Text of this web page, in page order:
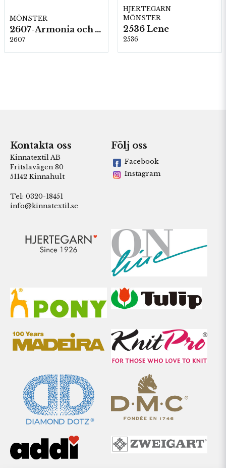
MÖNSTER
2607-Armonia och Alpaca 400
2607
HJERTEGARN
MÖNSTER
2536 Lene
2536
Kontakta oss
Kinnatextil AB
Fritslavägen 80
51142 Kinnahult
Tel: 0320-18451
info@kinnatextil.se
Följ oss
Facebook
Instagram